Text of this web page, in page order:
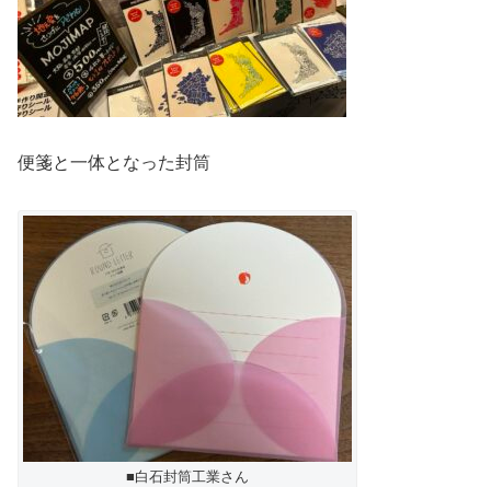
便箋と一体となった封筒
■白石封筒工業さん